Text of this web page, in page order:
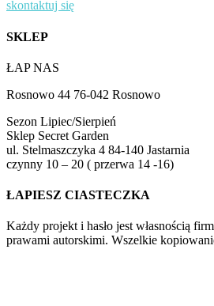
skontaktuj się
SKLEP
ŁAP NAS
Rosnowo 44 76-042 Rosnowo
Sezon Lipiec/Sierpień
Sklep Secret Garden
ul. Stelmaszczyka 4 84-140 Jastarnia
czynny 10 – 20 ( przerwa 14 -16)
ŁAPIESZ CIASTECZKA
Każdy projekt i hasło jest własnością
prawami autorskimi. Wszelkie